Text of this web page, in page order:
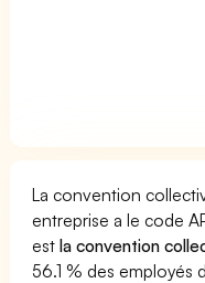
La convention
entreprise a le code
estla convention
56.1 % des employés